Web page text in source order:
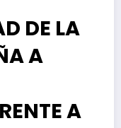
DE LA
A
A